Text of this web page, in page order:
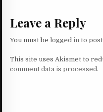
Leave a Reply
You must belogged in to
This site uses Akismet to
comment data is processed.